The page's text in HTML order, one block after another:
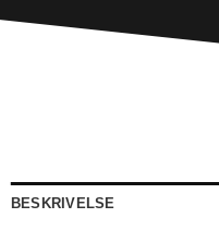
BESKRIVELSE